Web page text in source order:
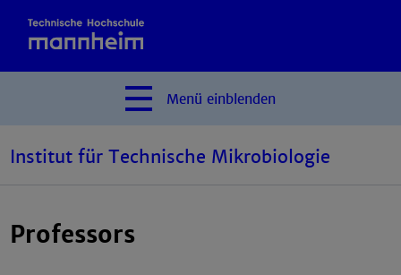
Menü einblenden
Institut für Technische Mikrobiologie
Professors